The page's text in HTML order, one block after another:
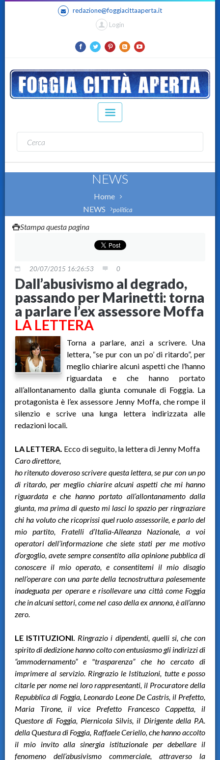
redazione@foggiacittaaperta.it
Login
NEWS
Home
NEWS
politica
Stampa questa pagina
20/07/2015 16:26:53 0
Dall’abusivismo al degrado,
passando per Marinetti: torna
a parlare l’ex assessore Moffa
LA LETTERA
Torna a parlare, anzi a scrivere. Una
lettera, “se pur con un po’ di ritardo”, per
meglio chiarire alcuni aspetti che l’hanno
riguardata e che hanno portato
all’allontanamento dalla giunta comunale di Foggia. La
protagonista è l’ex assessore Jenny Moffa, che rompe il
silenzio e scrive una lunga lettera indirizzata alle
redazioni locali.
LA LETTERA. Ecco di seguito, la lettera di Jenny Moffa
Caro direttore,
ho ritenuto doveroso scrivere questa lettera, se pur con un po
di ritardo, per meglio chiarire alcuni aspetti che mi hanno
riguardata e che hanno portato all’allontanamento dalla
giunta, ma prima di questo mi lasci lo spazio per ringraziare
chi ha voluto che ricoprissi quel ruolo assessorile, e parlo del
mio partito, Fratelli d’Italia-Alleanza Nazionale, a voi
operatori dell’informazione che siete stati per me motivo
d’orgoglio, avete sempre consentito alla opinione pubblica di
conoscere il mio operato, e consentitemi il mio disagio
nell’operare con una parte della tecnostruttura palesemente
inadeguata per operare e risollevare una città come Foggia
che in alcuni settori, come nel caso della ex annona, è all’anno
zero.
LE ISTITUZIONI. Ringrazio i dipendenti, quelli si, che con
spirito di dedizione hanno colto con entusiasmo gli indirizzi di
“ammodernamento” e "trasparenza” che ho cercato di
imprimere al servizio. Ringrazio le Istituzioni, tutte e posso
citarle per nome nei loro rappresentanti, il Procuratore della
Repubblica di Foggia, Leonardo Leone De Castris, il Prefetto,
Maria Tirone, il vice Prefetto Francesco Cappetta, il
Questore di Foggia, Piernicola Silvis, il Dirigente della P.A.
della Questura di Foggia, Raffaele Ceriello, che hanno accolto
il mio invito alla sinergia istituzionale per debellare il
fenomeno dell’abusivismo commerciale, attraverso la